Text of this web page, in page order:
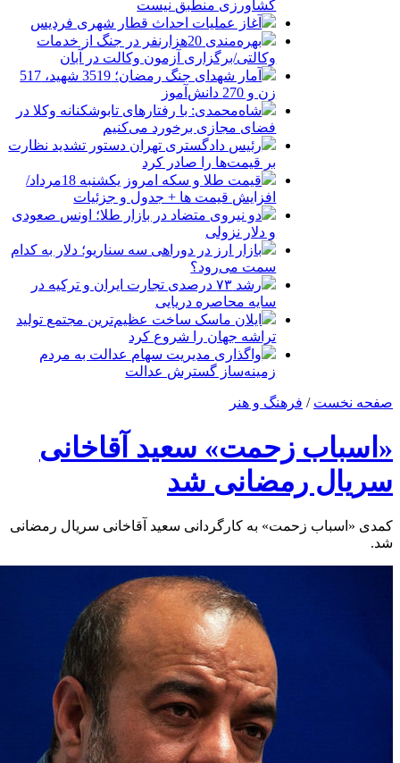
کشاورزی منطبق نیست
آغاز عملیات احداث قطار شهری فردیس
بهره‌مندی 20هزارنفر در جنگ از خدمات
وکالتی/برگزاری آزمون وکالت در آبان
آمار شهدای جنگ رمضان؛ 3519 شهید، 517
زن و 270 دانش‌آموز
شاه‌محمدی: با رفتارهای تابوشکنانه وکلا در
فضای مجازی برخورد می‌کنیم
رئیس دادگستری تهران دستور تشدید نظارت
بر قیمت‌ها را صادر کرد
قیمت طلا و سکه امروز یکشنبه 18مرداد/
افزایش قیمت ها + جدول و جزئیات
دو نیروی متضاد در بازار طلا؛ اونس صعودی
و دلار نزولی
بازار ارز در دوراهی سه سناریو؛ دلار به کدام
سمت می‌رود؟
رشد ۷۳ درصدی تجارت ایران و ترکیه در
سایه محاصره دریایی
ایلان ماسک ساخت عظیم‌ترین مجتمع تولید
تراشه جهان را شروع کرد
واگذاری مدیریت سهام عدالت به مردم
زمینه‌ساز گسترش عدالت
صفحه نخست / فرهنگ و هنر
«اسباب زحمت» سعید آقاخانی
سریال رمضانی شد
کمدی «اسباب زحمت» به کارگردانی سعید آقاخانی سریال رمضانی
شد.